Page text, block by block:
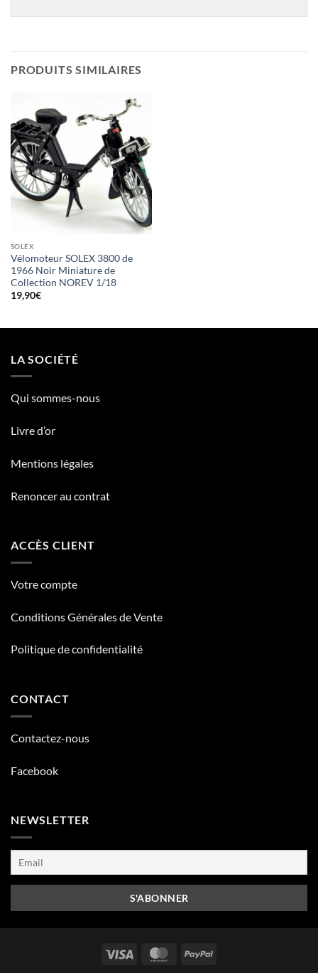
PRODUITS SIMILAIRES
SOLEX
Vélomoteur SOLEX 3800 de
1966 Noir Miniature de
Collection NOREV 1/18
19,90€
LA SOCIÉTÉ
Qui sommes-nous
Livre d’or
Mentions légales
Renoncer au contrat
ACCÈS CLIENT
Votre compte
Conditions Générales de Vente
Politique de confidentialité
CONTACT
Contactez-nous
Facebook
NEWSLETTER
Visa MasterCardPayPal